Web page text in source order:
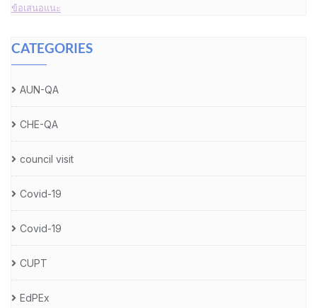
ข้อเสนอแนะ
CATEGORIES
AUN-QA
CHE-QA
council visit
Covid-19
Covid-19
CUPT
EdPEx